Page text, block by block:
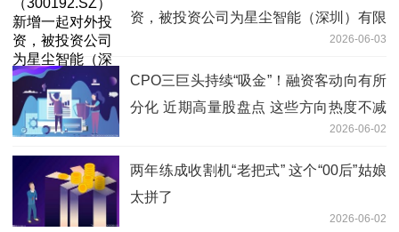
资，被投资公司为星尘智能（深圳）有限
2026-06-03
CPO三巨头持续“吸金”！融资客动向有所
分化 近期高量股盘点 这些方向热度不减
2026-06-02
两年练成收割机“老把式” 这个“00后”姑娘
太拼了
2026-06-02